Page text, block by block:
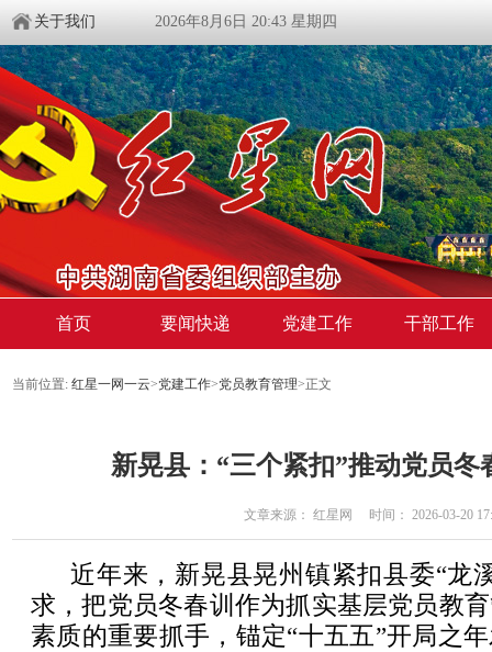
关于我们 2026年8月6日 20:43 星期四
首页 要闻快递 党建工作 干部工作
当前位置: 红星一网一云>党建工作>党员教育管理>正文
新晃县：“三个紧扣”推动党员冬
文章来源： 红星网 时间： 2026-03-20
近年来，新晃县晃州镇紧扣县委“龙
求，把党员冬春训作为抓实基层党员教
素质的重要抓手，锚定“十五五”开局之